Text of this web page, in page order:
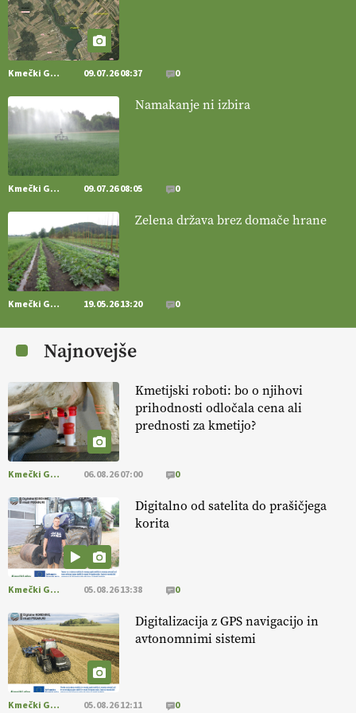
[EKOloško = LOGIČNO
pridelava z mislijo na naravo.
@EUAgri #IMCAP #CAP https://t.co/Bf31lnQSIb
[EKOloško = LOGIČNO
Poleti pridelek rešujejo zdrava tla in
VEČ
https://t.co/qmMX2yevum @EUAgri #IMCAP #CAP
https://t.co/dDwsipE645
[EKOloško = LOGIČNO ] Mulčer
– naravna pot do zdravih tal
. VEČ
https://t.co/J7RkeaYpYu @EUAgri #IMCAP #CAP
https://t.co/RVG0FzcQN6
varnost,
okolje in kakovost življenja. VEČ
https://t.co/K0USFPJ5fJ @EUAgri #IMCAP #CAP
https://t.co/vcHhoOixHy
14.07.2026
[EKOloško = LOGIČNO ]
Danes ni pomembna le količina hrane,
ampak tudi način njene pridelave
@EUAgri #imcap #cap #blog https://t.co/2sllAmcKwG
[EKOloško = LOGIČNO
prilagojene sorte
so temelj uspešne ekološke pridelave.
https://t.co/OQSsax7l8V @EUAgri #IMCAP #CAP
https://t.co/PAL0zlhVia
[EKOloško = LOGIČNO
aronije
v dobrem desetletju zrasla v uspešno kmetijsko in
podjetniško zgodbo.
#IMCAP #CAP https://t.co/xp1oihBDaJ
Kmečki Glas 09.07.26 08:37 0
Namakanje ni izbira
Kmečki Glas 09.07.26 08:05 0
Zelena država brez domače hrane
Kmečki Glas 19.05.26 13:20 0
Najnovejše
Kmetijski roboti: bo o njihovi
prihodnosti odločala cena ali
prednosti za kmetijo?
Kmečki Glas 06.08.26 07:00 0
Digitalno od satelita do prašičjega
korita
Kmečki Glas 05.08.26 13:38 0
Digitalizacija z GPS navigacijo in
avtonomnimi sistemi
Kmečki Glas 05.08.26 12:11 0